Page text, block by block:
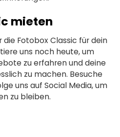
mieten
Fotobox Classic für dein
uns noch heute, um
zu erfahren und deine
zu machen. Besuche
uns auf Social Media, um
zu bleiben.